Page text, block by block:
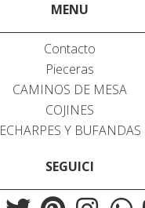
MENU
Contacto
Pieceras
CAMINOS DE MESA
COJINES
ECHARPES Y BUFANDAS
SEGUICI